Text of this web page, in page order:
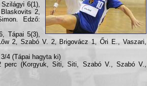
6(1),
2,
Edző:
Tápai 5(3),
2, Szabó V. 2, Brigovácz 1, Őri E., Vaszari,
4 (Tápai hagyta ki)
perc (Korgyuk, Siti, Siti, Szabó V., Szabó V.,